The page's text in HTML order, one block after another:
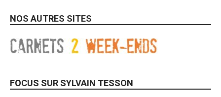
NOS AUTRES SITES
FOCUS SUR SYLVAIN TESSON